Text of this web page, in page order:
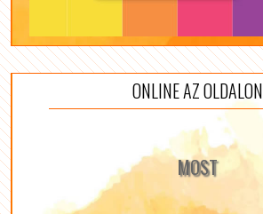
ONLINE AZ OLDALON
MOST